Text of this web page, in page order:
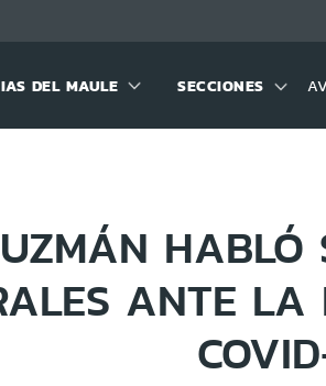
DEL MAULE SECCIONES
HABLÓ
ANTE LA